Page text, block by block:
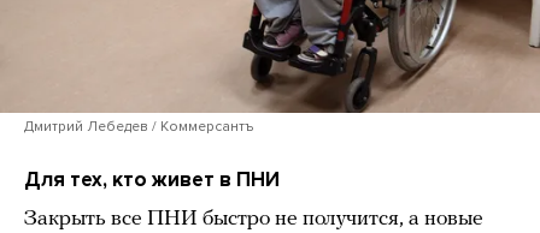
Дмитрий Лебедев / Коммерсантъ
Для тех, кто живет в ПНИ
Закрыть все ПНИ быстро не получится, а новые